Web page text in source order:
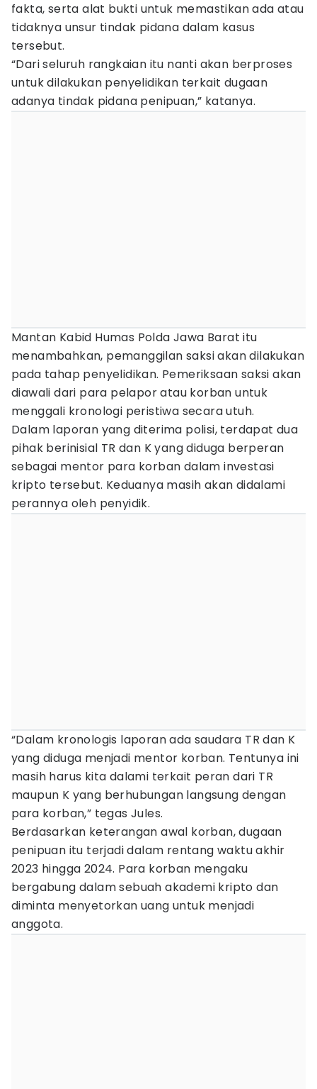
fakta, serta alat bukti untuk memastikan ada atau
tidaknya unsur tindak pidana dalam kasus
tersebut.
“Dari seluruh rangkaian itu nanti akan berproses
untuk dilakukan penyelidikan terkait dugaan
adanya tindak pidana penipuan,” katanya.
Mantan Kabid Humas Polda Jawa Barat itu
menambahkan, pemanggilan saksi akan dilakukan
pada tahap penyelidikan. Pemeriksaan saksi akan
diawali dari para pelapor atau korban untuk
menggali kronologi peristiwa secara utuh.
Dalam laporan yang diterima polisi, terdapat dua
pihak berinisial TR dan K yang diduga berperan
sebagai mentor para korban dalam investasi
kripto tersebut. Keduanya masih akan didalami
perannya oleh penyidik.
“Dalam kronologis laporan ada saudara TR dan K
yang diduga menjadi mentor korban. Tentunya ini
masih harus kita dalami terkait peran dari TR
maupun K yang berhubungan langsung dengan
para korban,” tegas Jules.
Berdasarkan keterangan awal korban, dugaan
penipuan itu terjadi dalam rentang waktu akhir
2023 hingga 2024. Para korban mengaku
bergabung dalam sebuah akademi kripto dan
diminta menyetorkan uang untuk menjadi
anggota.